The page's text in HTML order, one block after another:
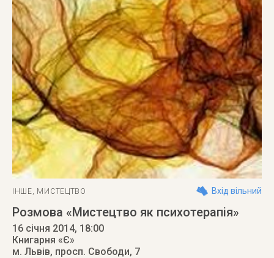
ІНШЕ, МИСТЕЦТВО Вхід вільний
Розмова «Мистецтво як психотерапія»
16 січня 2014, 18:00
Книгарня «Є»
м. Львів, просп. Свободи, 7